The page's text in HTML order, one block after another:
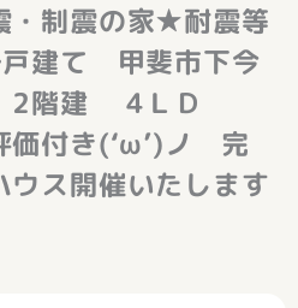
制震の家★耐震等
建て 甲斐市下今
建 4ＬＤ
付き(‘ω’)ノ 完
ウス開催いたします